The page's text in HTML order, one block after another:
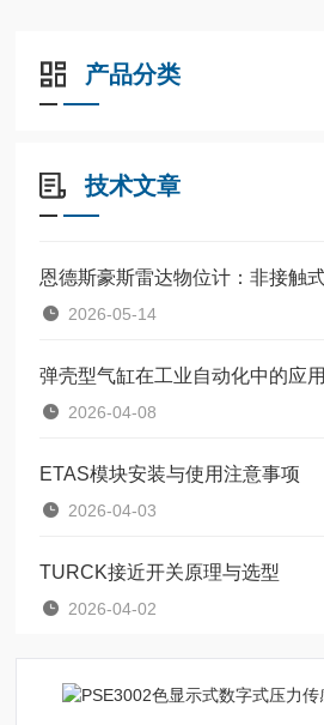
产品分类
技术文章
2026-05-14
弹壳型气缸在工业自动化中的应用
2026-04-08
ETAS模块安装与使用注意事项
2026-04-03
TURCK接近开关原理与选型
2026-04-02